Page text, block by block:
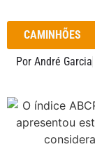
CAMINHÕES
Por André Garcia